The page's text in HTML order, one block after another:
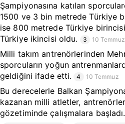
Şampiyonasına katılan
1500 ve 3 bin metrede Türkiye
ise 800 metrede Türkiye
Türkiye ikincisi oldu.
3 10 Temmuz
Milli takım antrenörlerinden
sporcuların yoğun
geldiğini ifade etti.
4 10 Temmuz
Bu derecelerle Balkan
kazanan milli atletler,
gözetiminde çalışmalara başladı.